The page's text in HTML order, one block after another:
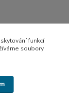
funkcí
soubory